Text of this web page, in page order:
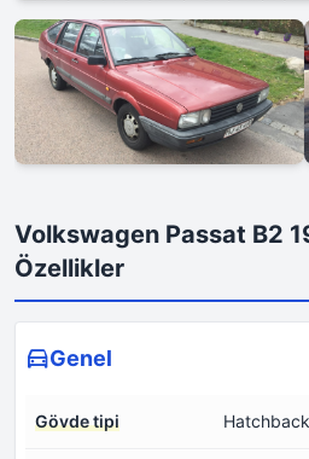
Volkswagen Passat B2
Özellikler
Genel
Gövde tipi Hatchback